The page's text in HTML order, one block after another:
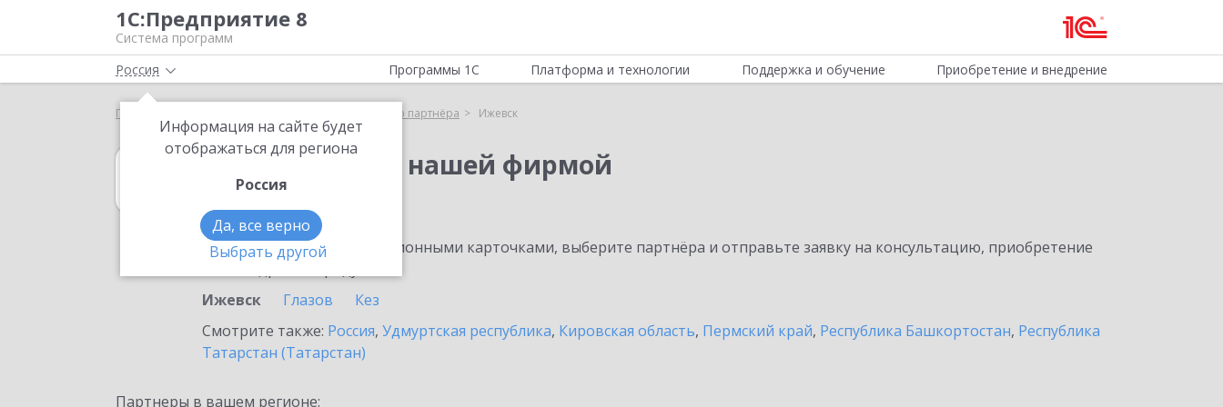
1С:Предприятие 8
Система программ
Россия
Информация на сайте будет
отображаться для региона
Россия
Да, все верно
Выбрать другой
Программы 1С Платформа и технологии Поддержка и обучение Приобретение и внедрение
Главная Выбор партнёра Ижевск
1С:Управление нашей фирмой
в Ижевске
Ознакомьтесь с информационными карточками, выберите партнёра и отправьте заявку на консультацию, приобретение
Ижевск
Глазов
Кез
Смотрите также: Россия, Удмуртская республика, Кировская область, Пермский край, Республика Башкортостан, Республика
Татарстан (Татарстан)
Партнеры в вашем регионе: